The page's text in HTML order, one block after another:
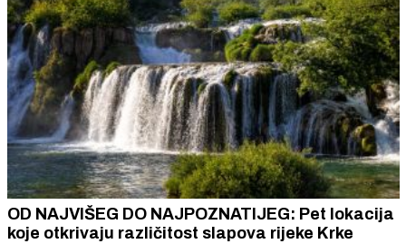
OD NAJVIŠEG DO NAJPOZNATIJEG: Pet lokacija
koje otkrivaju različitost slapova rijeke Krke